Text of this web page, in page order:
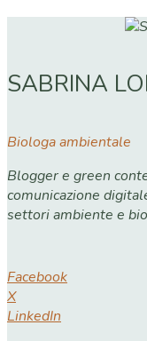
SABRINA
Biologa ambientale
Blogger e green
comunicazione
settori ambiente e
Facebook
X
LinkedIn